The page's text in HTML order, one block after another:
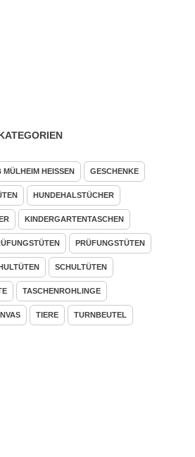
HEISSEN GESCHENKE
HUNDEHALSTÜCHER
KINDERGARTENTASCHEN
PRÜFUNGSTÜTEN
SCHULTÜTEN
TASCHENROHLINGE
TIERE TURNBEUTEL